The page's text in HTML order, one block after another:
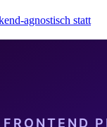
agnostisch statt